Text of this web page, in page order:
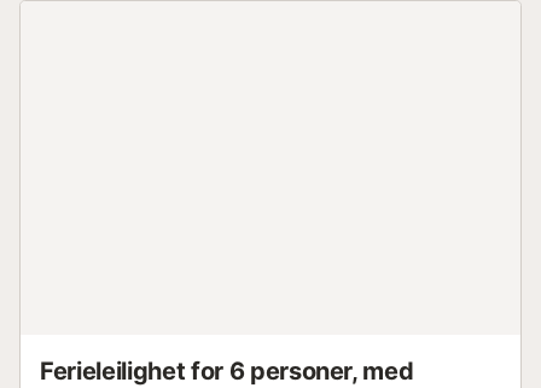
Ferieleilighet for 6 personer, med